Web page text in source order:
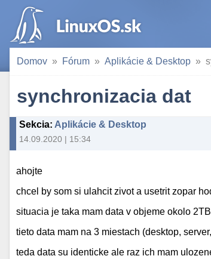
Domov Fórum Aplikácie & Desktop
synchronizacia dat
Sekcia: Aplikácie & Desktop
14.09.2020 | 15:34
ahojte
chcel by som si ulahcit zivot a usetrit zopar
situacia je taka mam data v objeme okolo
tieto data mam na 3 miestach (desktop,
teda data su identicke ale raz ich mam